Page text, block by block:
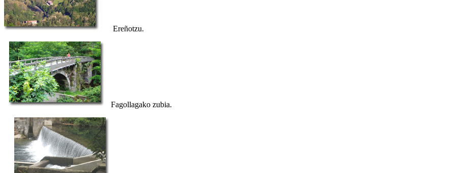
Ereñotzu.
Fagollagako zubia.